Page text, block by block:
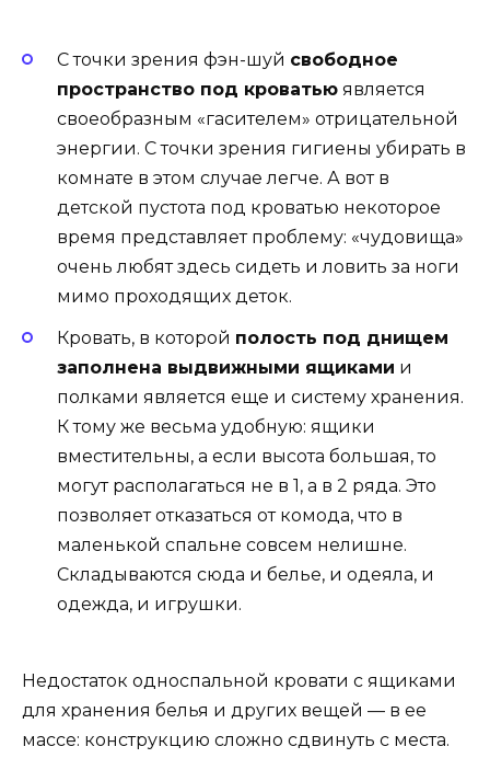
С точки зрения фэн-шуй свободное
пространство под кроватью является
своеобразным «гасителем» отрицательной
энергии. С точки зрения гигиены убирать в
комнате в этом случае легче. А вот в
детской пустота под кроватью некоторое
время представляет проблему: «чудовища»
очень любят здесь сидеть и ловить за ноги
мимо проходящих деток.
Кровать, в которой полость под днищем
заполнена выдвижными ящиками и
полками является еще и систему хранения.
К тому же весьма удобную: ящики
вместительны, а если высота большая, то
могут располагаться не в 1, а в 2 ряда. Это
позволяет отказаться от комода, что в
маленькой спальне совсем нелишне.
Складываются сюда и белье, и одеяла, и
одежда, и игрушки.
Недостаток односпальной кровати с ящиками
для хранения белья и других вещей — в ее
массе: конструкцию сложно сдвинуть с места.